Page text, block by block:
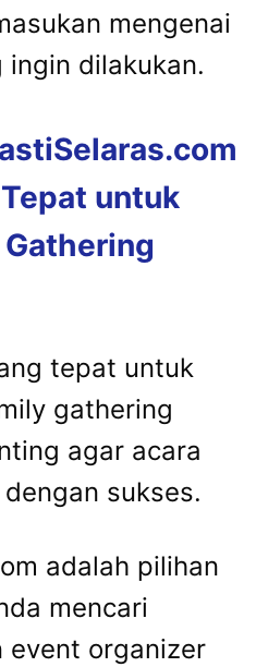
mengenai
ingin dilakukan.
untuk
tepat untuk
gathering
agar acara
sukses.
adalah pilihan
mencari
event organizer